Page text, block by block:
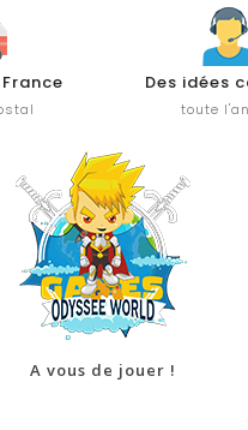
Des idées
toute
A vous de jouer !